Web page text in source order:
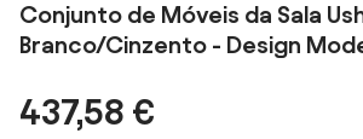
Conjunto de Móveis da Sala
Branco/Cinzento - Design
437,58 €